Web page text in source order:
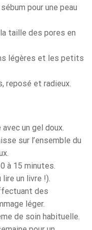
pour une peau
taille des pores en
légères et les petits
reposé et radieux.
un gel doux.
sur l’ensemble du
à 15 minutes.
un livre !).
des
léger.
de soin habituelle.